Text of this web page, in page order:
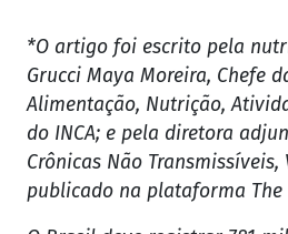
*O artigo foi escrito pela
Grucci Maya Moreira, Chefe
Alimentação, Nutrição,
do INCA; e pela diretora
Crônicas Não
publicado na plataforma The